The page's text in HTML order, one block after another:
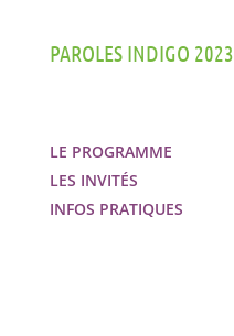
PAROLES INDIGO 2023
LE PROGRAMME
LES INVITÉS
INFOS PRATIQUES